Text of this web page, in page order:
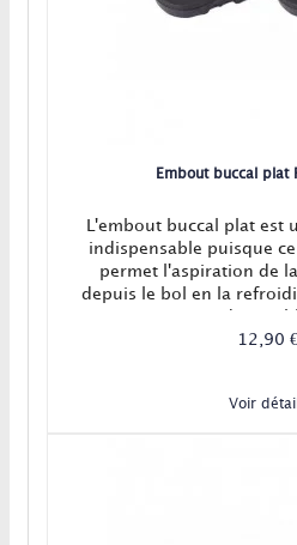
Embout buccal plat
L'embout buccal plat est
indispensable puisque
permet l'aspiration de
depuis le bol en la
12,90 €
Voir